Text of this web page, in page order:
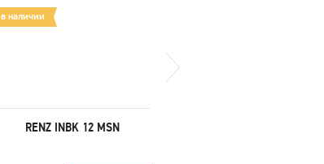
в наличии
RENZ INBK 12 MSN